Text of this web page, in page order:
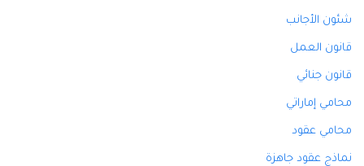
شئون الأجانب
قانون العمل
قانون جنائي
محامي إماراتي
محامي عقود
نماذج عقود جاهزة